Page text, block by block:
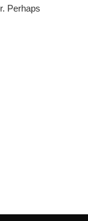
Perhaps